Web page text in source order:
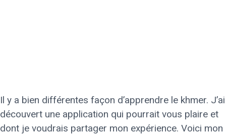
Il y a bien différentes façon d’apprendre le khmer. J’ai
découvert une application qui pourrait vous plaire et
dont je voudrais partager mon expérience. Voici mon